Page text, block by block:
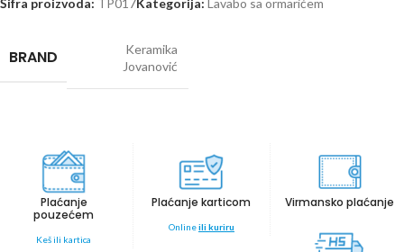
Šifra proizvoda: TP017Kategorija: Lavabo sa ormarićem
BRAND
Keramika
Jovanović
Plaćanje
pouzećem
Keš ili kartica
Plaćanje karticom
Onlineili kuriru
Virmansko plaćanje